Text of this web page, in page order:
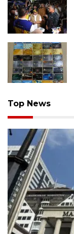
Top News